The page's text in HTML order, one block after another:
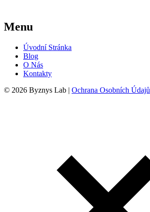
Menu
Úvodní Stránka
Blog
O Nás
Kontakty
© 2026 Byznys Lab | Ochrana Osobních Údajů